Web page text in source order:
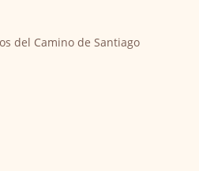
del Camino de Santiago